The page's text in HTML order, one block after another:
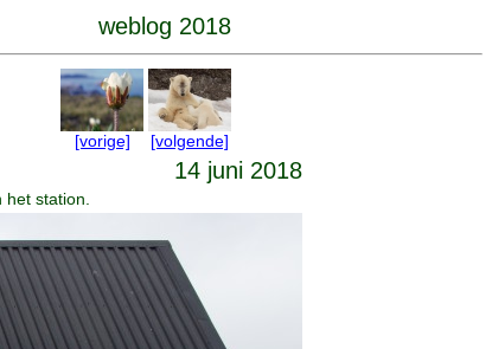
weblog 2018
[vorige] [volgende]
14 juni 2018
station.